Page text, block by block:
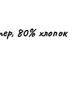
80% хлопок